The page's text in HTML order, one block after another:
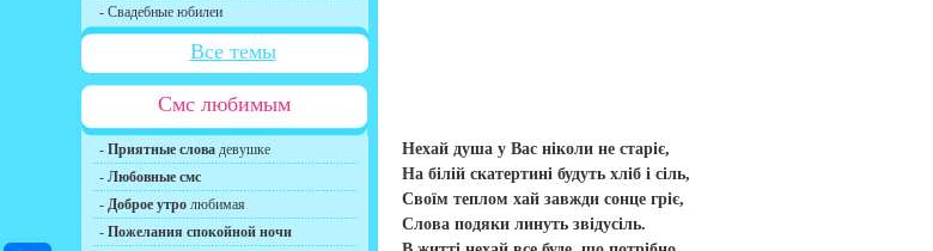
- Свадебные юбилеи
Все темы
Смс любимым
- Приятные слова девушке
- Любовные смс
- Доброе утролюбимая
- Пожелания спокойной ночи
Нехай душа у Вас ніколи не старіє,
На білій скатертині будуть хліб і сіль,
Своїм теплом хай завжди сонце гріє,
Слова подяки линуть звідусіль.